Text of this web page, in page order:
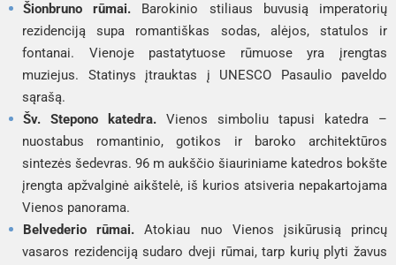
Šionbruno rūmai. Barokinio stiliaus buvusią imperatorių
rezidenciją supa romantiškas sodas, alėjos, statulos ir
fontanai. Vienoje pastatytuose rūmuose yra įrengtas
muziejus. Statinys įtrauktas į UNESCO Pasaulio paveldo
sąrašą.
Šv. Stepono katedra. Vienos simboliu tapusi katedra –
nuostabus romantinio, gotikos ir baroko architektūros
sintezės šedevras. 96 m aukščio šiauriniame katedros bokšte
įrengta apžvalginė aikštelė, iš kurios atsiveria nepakartojama
Vienos panorama.
Belvederio rūmai.Atokiau nuo Vienos įsikūrusią princų
vasaros rezidenciją sudaro dveji rūmai, tarp kurių plyti žavus